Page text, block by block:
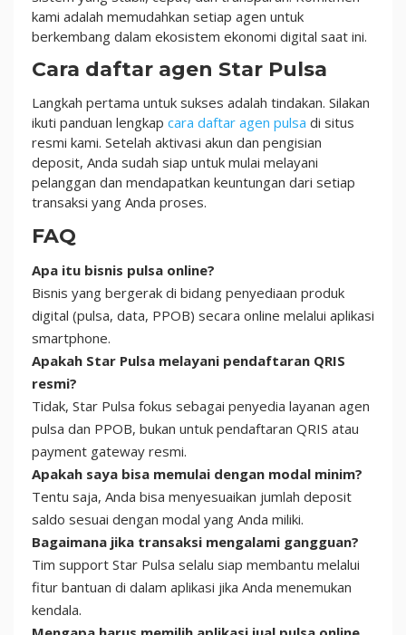
kami adalah memudahkan setiap agen untuk
berkembang dalam ekosistem ekonomi digital saat ini.
Cara daftar agen Star Pulsa
Langkah pertama untuk sukses adalah tindakan. Silakan
ikuti panduan lengkap cara daftar agen pulsa di situs
resmi kami. Setelah aktivasi akun dan pengisian
deposit, Anda sudah siap untuk mulai melayani
pelanggan dan mendapatkan keuntungan dari setiap
transaksi yang Anda proses.
FAQ
Apa itu bisnis pulsa online?
Bisnis yang bergerak di bidang penyediaan produk
digital (pulsa, data, PPOB) secara online melalui aplikasi
smartphone.
Apakah Star Pulsa melayani pendaftaran QRIS
resmi?
Tidak, Star Pulsa fokus sebagai penyedia layanan agen
pulsa dan PPOB, bukan untuk pendaftaran QRIS atau
payment gateway resmi.
Apakah saya bisa memulai dengan modal minim?
Tentu saja, Anda bisa menyesuaikan jumlah deposit
saldo sesuai dengan modal yang Anda miliki.
Bagaimana jika transaksi mengalami gangguan?
Tim support Star Pulsa selalu siap membantu melalui
fitur bantuan di dalam aplikasi jika Anda menemukan
kendala.